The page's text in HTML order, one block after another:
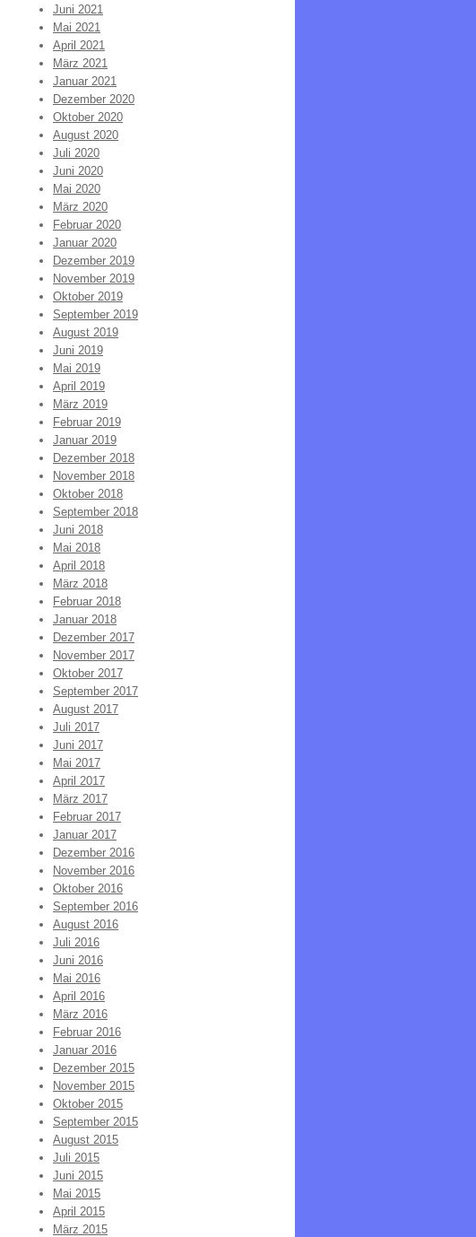
Juni 2021
Mai 2021
April 2021
März 2021
Januar 2021
Dezember 2020
Oktober 2020
August 2020
Juli 2020
Juni 2020
Mai 2020
März 2020
Februar 2020
Januar 2020
Dezember 2019
November 2019
Oktober 2019
September 2019
August 2019
Juni 2019
Mai 2019
April 2019
März 2019
Februar 2019
Januar 2019
Dezember 2018
November 2018
Oktober 2018
September 2018
Juni 2018
Mai 2018
April 2018
März 2018
Februar 2018
Januar 2018
Dezember 2017
November 2017
Oktober 2017
September 2017
August 2017
Juli 2017
Juni 2017
Mai 2017
April 2017
März 2017
Februar 2017
Januar 2017
Dezember 2016
November 2016
Oktober 2016
September 2016
August 2016
Juli 2016
Juni 2016
Mai 2016
April 2016
März 2016
Februar 2016
Januar 2016
Dezember 2015
November 2015
Oktober 2015
September 2015
August 2015
Juli 2015
Juni 2015
Mai 2015
April 2015
März 2015